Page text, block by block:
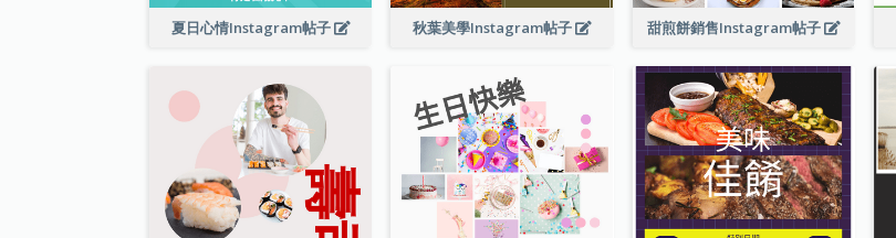
夏日心情Instagram帖子 秋葉美學Instagram帖子 甜煎餅銷售Instagram帖子